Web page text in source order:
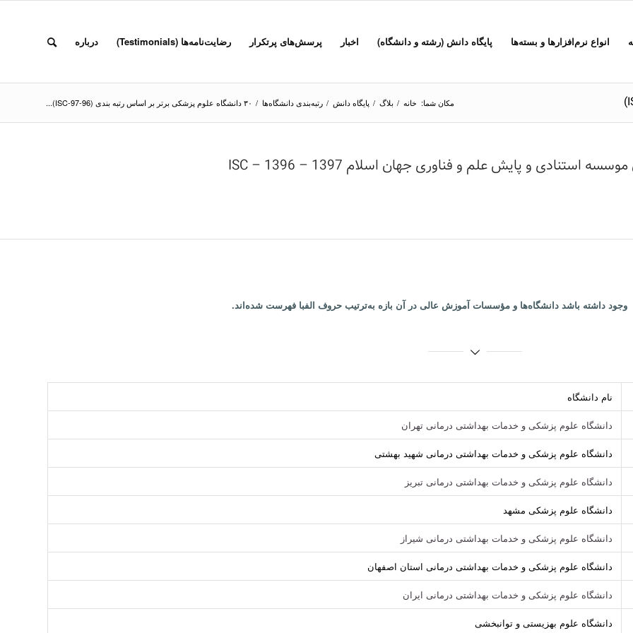
انواع نرم‌افزارها و بسته‌ها پایگاه دانش (رشته و دانشگاه) اخبار پرسش‌های پرتکرار رضایت‌نامه‌ها (Testimonials) درباره
مکان شما: خانه / بلاگ / پایگاه دانش / رتبه‌بندی دانشگاه‌ها / ۳۰ دانشگاه‌ علوم پزشکی برتر بر اساس رتبه بندی (96-97-ISC)...
داشته باشد دانشگاه‌ها و مؤسسات آموزش عالی در آن بازه به‌ترتیب حروف الفبا فهرست شده‌اند.
نام دانشگاه
دانشگاه علوم پزشکی و خدمات بهداشتی درمانی تهران
دانشگاه علوم پزشکی و خدمات بهداشتی درمانی شهید بهشتی
دانشگاه علوم پزشکی و خدمات بهداشتی درمانی تبریز
دانشگاه علوم پزشکی مشهد
دانشگاه علوم پزشکی و خدمات بهداشتی درمانی شیراز
دانشگاه علوم پزشکی و خدمات بهداشتی درمانی استان اصفهان
دانشگاه علوم پزشکی و خدمات بهداشتی درمانی ایران
دانشگاه علوم بهزیستی و توانبخشی